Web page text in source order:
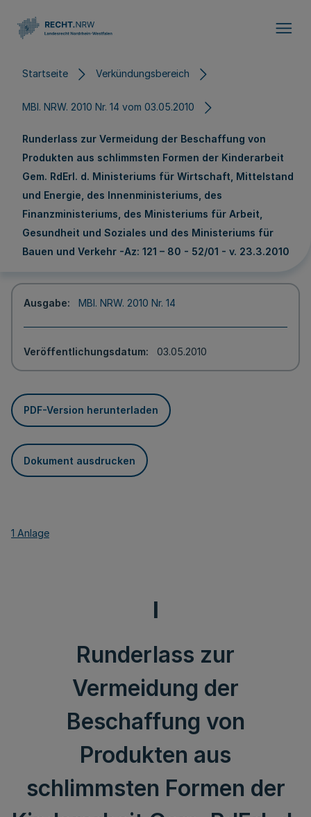
Startseite Verkündungsbereich
MBl. NRW. 2010 Nr. 14 vom 03.05.2010
Runderlass zur Vermeidung der Beschaffung von
Produkten aus schlimmsten Formen der Kinderarbeit
Gem. RdErl. d. Ministeriums für Wirtschaft, Mittelstand
und Energie, des Innenministeriums, des
Finanzministeriums, des Ministeriums für Arbeit,
Gesundheit und Soziales und des Ministeriums für
Bauen und Verkehr -Az: 121 – 80 - 52/01 - v. 23.3.2010
Ausgabe MBl. NRW. 2010 Nr. 14
Veröffentlichungsdatum 03.05.2010
PDF-Version herunterladen
Dokument ausdrucken
1 Anlage
I
Runderlass zur
Vermeidung der
Beschaffung von
Produkten aus
schlimmsten Formen der